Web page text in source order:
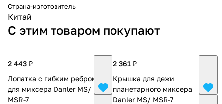
Страна-изготовитель
Китай
С этим товаром покупают
2 443 ₽
Лопатка с гибким ребром
для миксера Danler MS/
MSR-7
2 361 ₽
Крышка для дежи
планетарного миксера
Danler MS/ MSR-7